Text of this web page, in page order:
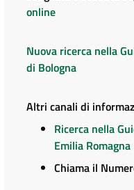
online
Nuova ricerca nella
di Bologna
Altri canali di
Ricerca nella
Emilia Romagna
Chiama il